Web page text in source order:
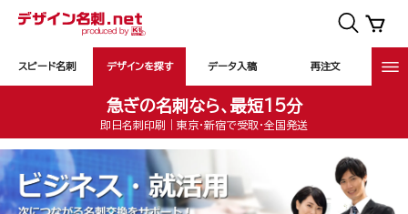
スピード名刺 デザインを探す データ入稿 再注文
急ぎの名刺なら、最短15分
即日名刺印刷｜東京・新宿で受取・全国発送